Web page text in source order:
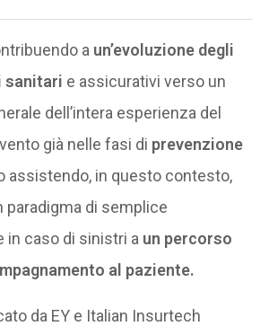
a un’evoluzione degli
sanitari e assicurativi verso un
dell’intera esperienza del
già nelle fasi di prevenzione
assistendo, in questo contesto,
paradigma di semplice
in caso di sinistri a un percorso
al paziente.
da EY e Italian Insurtech